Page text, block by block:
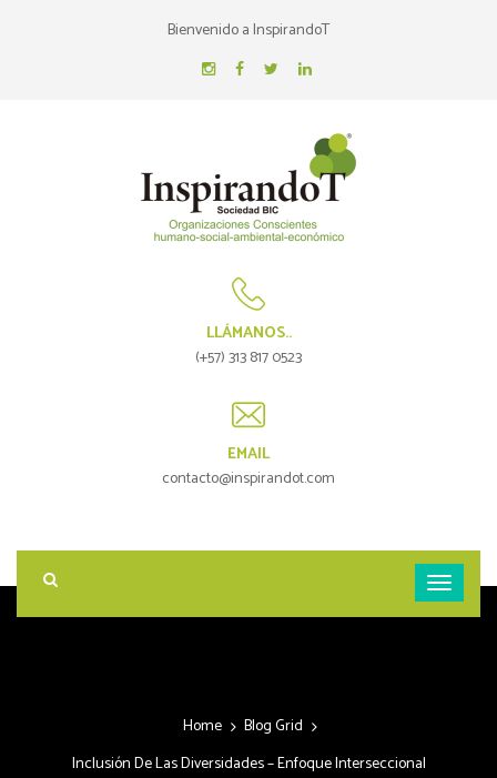
Bienvenido a InspirandoT
LLÁMANOS..
(+57) 313 817 0523
EMAIL
contacto@inspirandot.com
Home
Blog Grid
Inclusión De Las Diversidades – Enfoque Interseccional